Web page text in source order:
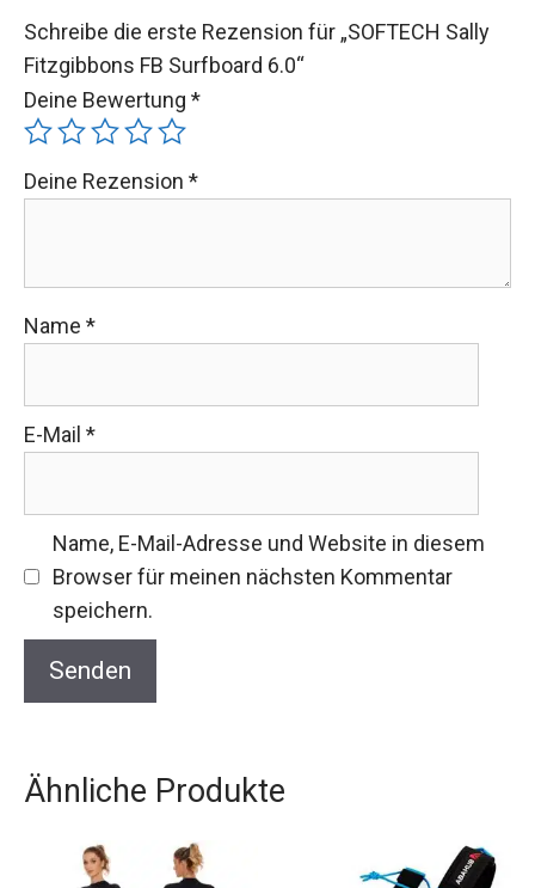
Schreibe die erste Rezension für „SOFTECH Sally
Fitzgibbons FB Surfboard 6.0“
Deine Bewertung *
Deine Rezension *
Name *
E-Mail *
Name, E-Mail-Adresse und Website in diesem
Browser für meinen nächsten Kommentar
speichern.
Ähnliche Produkte